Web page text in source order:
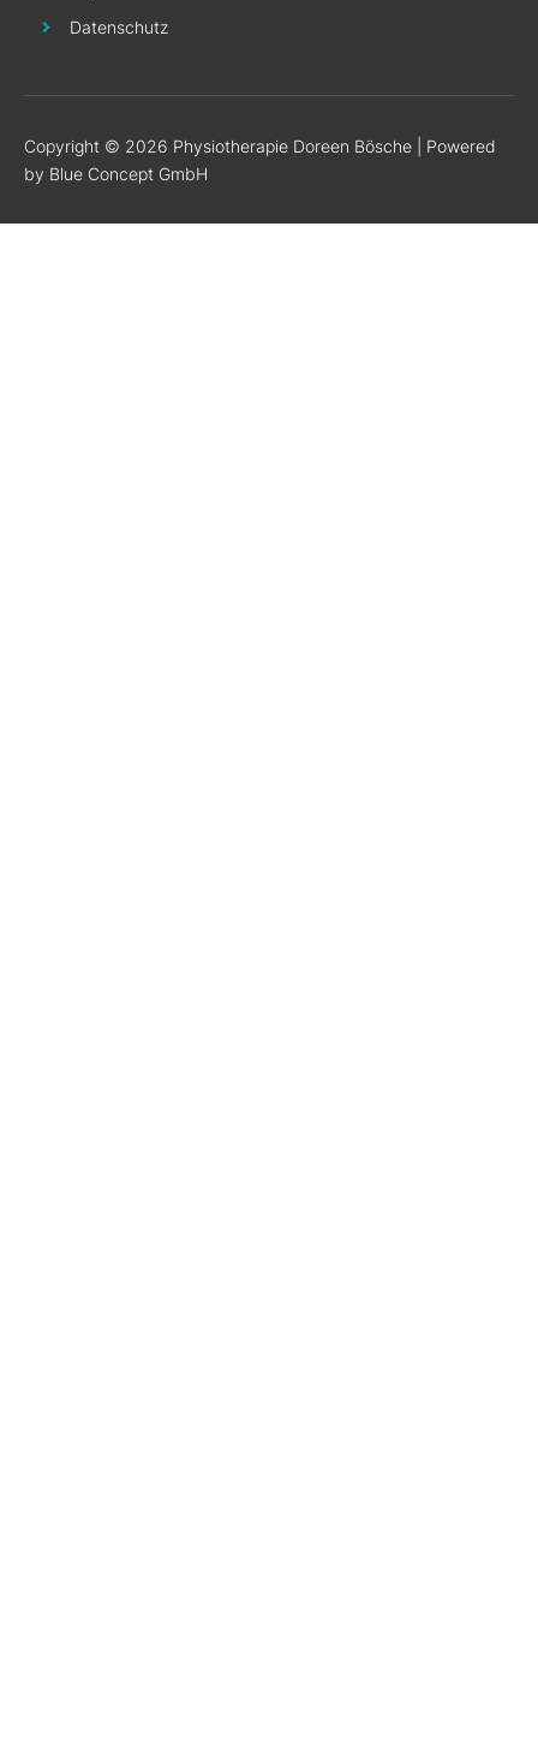
Datenschutz
Copyright © 2026 Physiotherapie Doreen Bösche | Powered
by Blue Concept GmbH